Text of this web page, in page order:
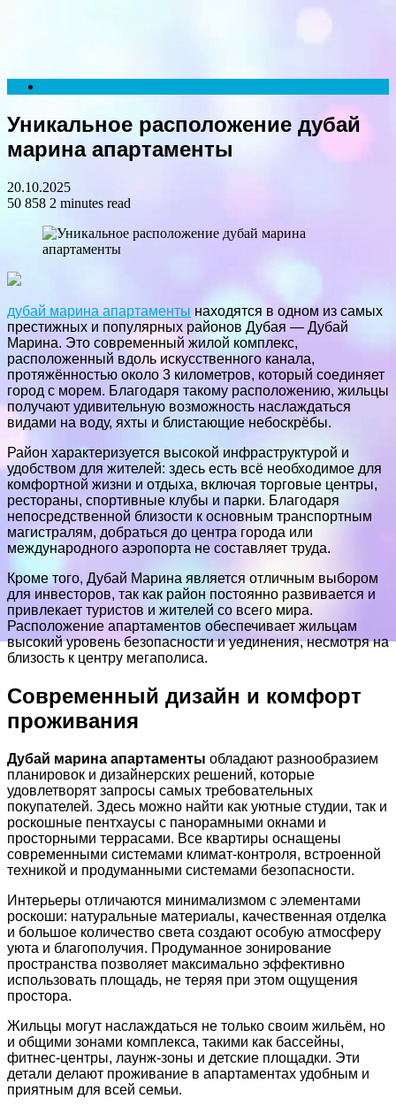
Уникальное расположение дубай
марина апартаменты
20.10.2025
50 858 2 minutes read
дубай марина апартаменты находятся в одном из самых
престижных и популярных районов Дубая — Дубай
Марина. Это современный жилой комплекс,
расположенный вдоль искусственного канала,
протяжённостью около 3 километров, который соединяет
город с морем. Благодаря такому расположению, жильцы
получают удивительную возможность наслаждаться
видами на воду, яхты и блистающие небоскрёбы.
Район характеризуется высокой инфраструктурой и
удобством для жителей: здесь есть всё необходимое для
комфортной жизни и отдыха, включая торговые центры,
рестораны, спортивные клубы и парки. Благодаря
непосредственной близости к основным транспортным
магистралям, добраться до центра города или
международного аэропорта не составляет труда.
Кроме того, Дубай Марина является отличным выбором
для инвесторов, так как район постоянно развивается и
привлекает туристов и жителей со всего мира.
Расположение апартаментов обеспечивает жильцам
высокий уровень безопасности и уединения, несмотря на
близость к центру мегаполиса.
Современный дизайн и комфорт
проживания
Дубай марина апартаменты обладают разнообразием
планировок и дизайнерских решений, которые
удовлетворят запросы самых требовательных
покупателей. Здесь можно найти как уютные студии, так и
роскошные пентхаусы с панорамными окнами и
просторными террасами. Все квартиры оснащены
современными системами климат-контроля, встроенной
техникой и продуманными системами безопасности.
Интерьеры отличаются минимализмом с элементами
роскоши: натуральные материалы, качественная отделка
и большое количество света создают особую атмосферу
уюта и благополучия. Продуманное зонирование
пространства позволяет максимально эффективно
использовать площадь, не теряя при этом ощущения
простора.
Жильцы могут наслаждаться не только своим жильём, но
и общими зонами комплекса, такими как бассейны,
фитнес-центры, лаунж-зоны и детские площадки. Эти
детали делают проживание в апартаментах удобным и
приятным для всей семьи.